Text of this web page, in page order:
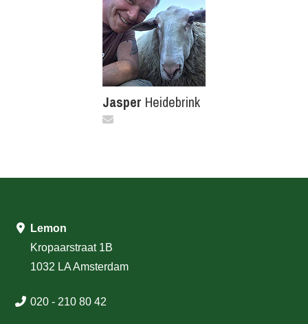
Jasper Heidebrink
Lemon
Kropaarstraat 1B
1032 LA Amsterdam
020 - 210 80 42